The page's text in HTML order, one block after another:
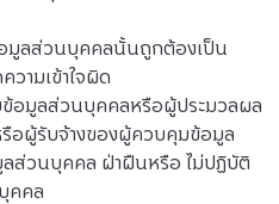
มูลส่วนบุคคลนั้นถูกต้องเป็น
ามเข้าใจผิด
อมูลส่วนบุคคลหรือผู้ประมวลผล
อผู้รับจ้างของผู้ควบคุมข้อมูล
ส่วนบุคคล ฝ่าฝืนหรือ ไม่ปฏิบัติ
คคล